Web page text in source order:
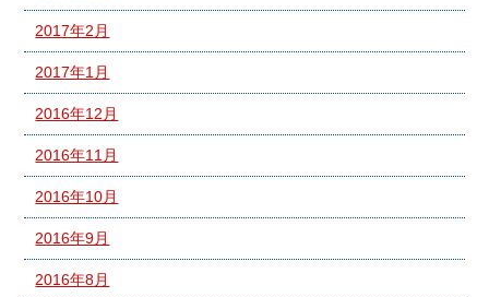
2017年2月
2017年1月
2016年12月
2016年11月
2016年10月
2016年9月
2016年8月